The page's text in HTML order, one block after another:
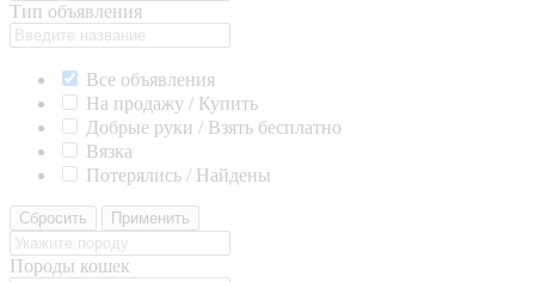
Тип объявления
Все объявления
На продажу / Купить
Добрые руки / Взять бесплатно
Вязка
Потерялись / Найдены
Сбросить Применить
Породы кошек